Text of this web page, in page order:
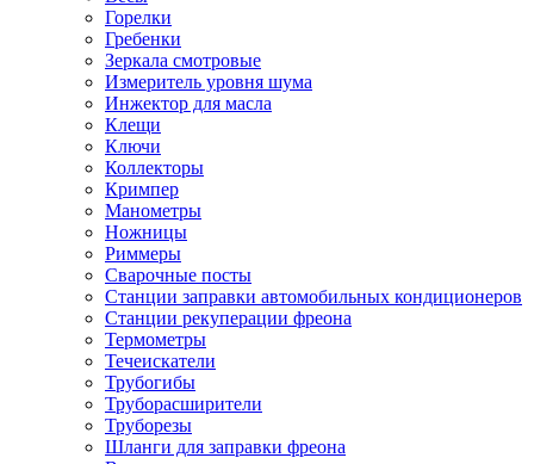
Горелки
Гребенки
Зеркала смотровые
Измеритель уровня шума
Инжектор для масла
Клещи
Ключи
Коллекторы
Кримпер
Манометры
Ножницы
Риммеры
Сварочные посты
Станции заправки автомобильных кондиционеров
Станции рекуперации фреона
Термометры
Течеискатели
Трубогибы
Труборасширители
Труборезы
Шланги для заправки фреона